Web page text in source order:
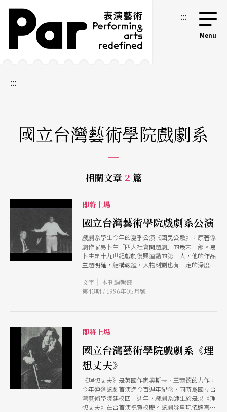
跳到主要內容區塊
網站導覽 :::
:::
國立台灣藝術學院戲劇系
相關文章 2 篇
即將上場
國立台灣藝術學院戲劇系公演
戲劇系學生今年的夏季公演《國民公敵》，原著係
劇作家易卜生「四大社會問題劇」的最末一部。易
卜生是十九世紀戲劇復興運動的第一人，他的作品
主題明確，結構嚴謹，人物刻劃也有一定的深度，
次由畢業班學生林超來將原著改編，搬上舞台，重
現易卜生戲劇的藝術表現，並希望藉此劇帶來社會
文字 | 本刊編輯部
第43期 / 1996年05月號
即將上場
國立台灣藝術學院戲劇系《理
想丈夫》
《理想丈夫》是英國作家奧斯卡．王爾德的力作，
今年適逢該劇首演迄今百週年紀念，同時爲國立台
灣藝術學院建校四十週年，戲劇系師生於是以《理
想丈夫》在台首演祝賀校慶。該劇除呈現儀態喜劇